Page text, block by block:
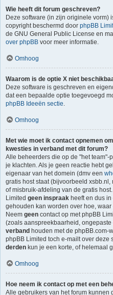
Wie heeft dit forum geschreven?
Deze software (in zijn originele vorm)
copyright beschermd door phpBB
de GNU General Public License en
over phpBB voor meer informatie.
Omhoog
Waarom is de optie X niet
Deze software is geschreven en
dat een bepaalde optie toegevoegd
phpBB Ideeën sectie.
Omhoog
Met wie moet ik contact opnemen
kwesties in verband met dit forum?
Alle beheerders die op de "het
je klachten. Als je geen reactie hebt
eigenaar van het domein (dmv een
gratis host staat (bijvoorbeeld
of misbruik-afdeling van de gratis
Limited geen inspraak heeft en dus
gehouden kan worden over hoe,
Neem geen contact op met phpBB
(zoals aanspreekbaarheid, ongepaste
verband houden met de phpBB.com-
phpBB Limited toch e-mailt over deze
derden kun je een korte, of helemaal
Omhoog
Hoe neem ik contact op met een
Alle gebruikers van het forum kunnen